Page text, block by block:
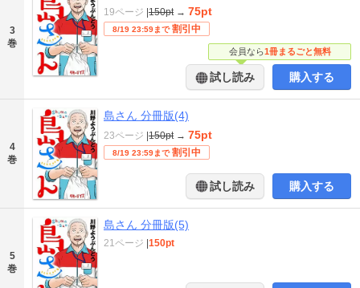
3
巻
会員なら1冊まるごと無料
19ページ 150pt → 75pt
8/19 23:59まで 割引中
試し読み 購入する
4
巻
島さん 分冊版(4)
23ページ 150pt → 75pt
8/19 23:59まで 割引中
試し読み 購入する
5
巻
島さん 分冊版(5)
21ページ 150pt